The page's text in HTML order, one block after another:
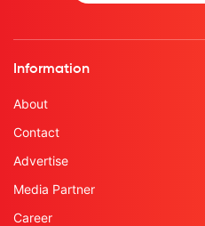
Information
About
Contact
Advertise
Media Partner
Career